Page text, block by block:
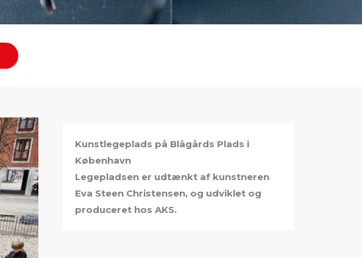
Kunstlegeplads på Blågårds Plads i
København
Legepladsen er udtænkt af kunstneren
Eva Steen Christensen, og udviklet og
produceret hos AKS.